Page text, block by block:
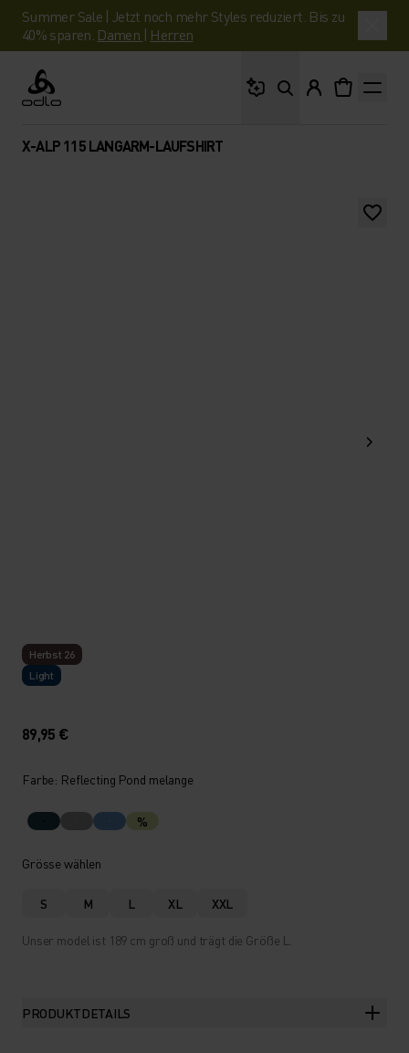
Summer Sale | Jetzt noch mehr Styles reduziert. Bis zu
40% sparen. Damen | Herren
Odlo
X-ALP 115 LANGARM-LAUFSHIRT
Herbst 26
Light
89,95 €
Farbe: Reflecting Pond melange
%
Grösse wählen
S M L XL XXL
Unser model ist 189 cm groß und trägt die Größe L.
PRODUKTDETAILS